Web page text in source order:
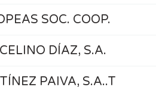
SOC. COOP.
DÍAZ, S.A.
PAIVA, S.A..T